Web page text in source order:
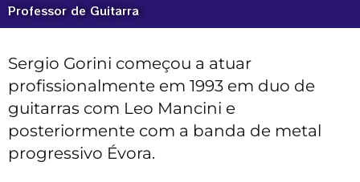
Professor de Guitarra
Sergio Gorini começou a atuar
profissionalmente em 1993 em duo de
guitarras com Leo Mancini e
posteriormente com a banda de metal
progressivo Évora.